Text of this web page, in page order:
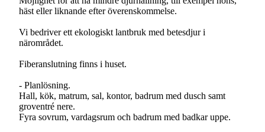
häst eller liknande efter överenskommelse.
Vi bedriver ett ekologiskt lantbruk med betesdjur i
närområdet.
Fiberanslutning finns i huset.
- Planlösning.
Hall, kök, matrum, sal, kontor, badrum med dusch samt
groventré nere.
Fyra sovrum, vardagsrum och badrum med badkar uppe.